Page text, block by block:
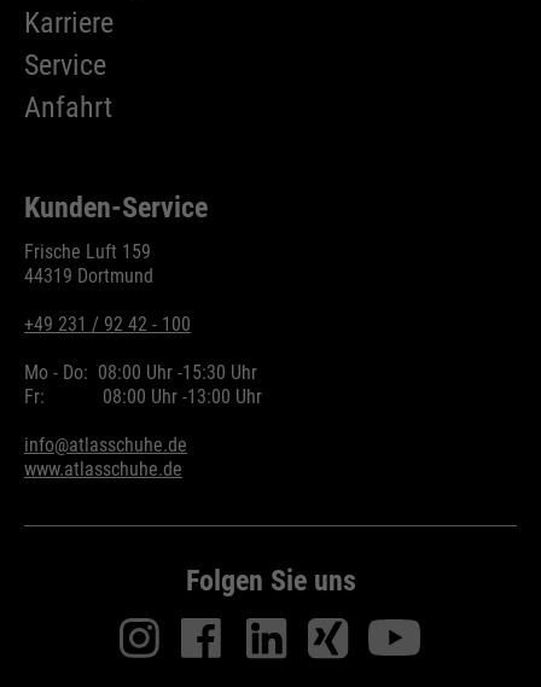
Karriere
Service
Anfahrt
Kunden-Service
Frische Luft 159
44319 Dortmund
+49 231 / 92 42 - 100
Mo - Do: 08:00 Uhr -15:30 Uhr
Fr:
08:00 Uhr -13:00 Uhr
info@atlasschuhe.de
www.atlasschuhe.de
Folgen Sie uns